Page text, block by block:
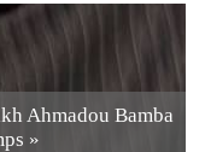
Ahmadou Bamba
»